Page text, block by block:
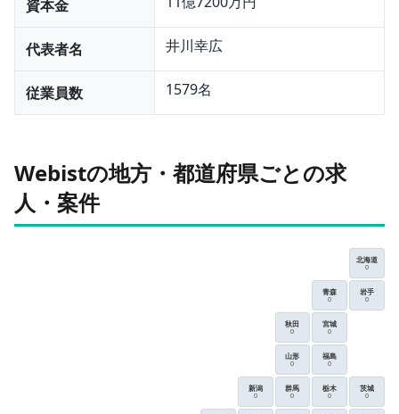
資本金
代表者名 井川幸広
従業員数 1579名
Webistの地方・都道府県ごとの求
人・案件
北海道
0
青森
0
岩手
0
秋田
0
宮城
0
山形
0
福島
0
新潟
0
群馬
0
栃木
0
茨城
0